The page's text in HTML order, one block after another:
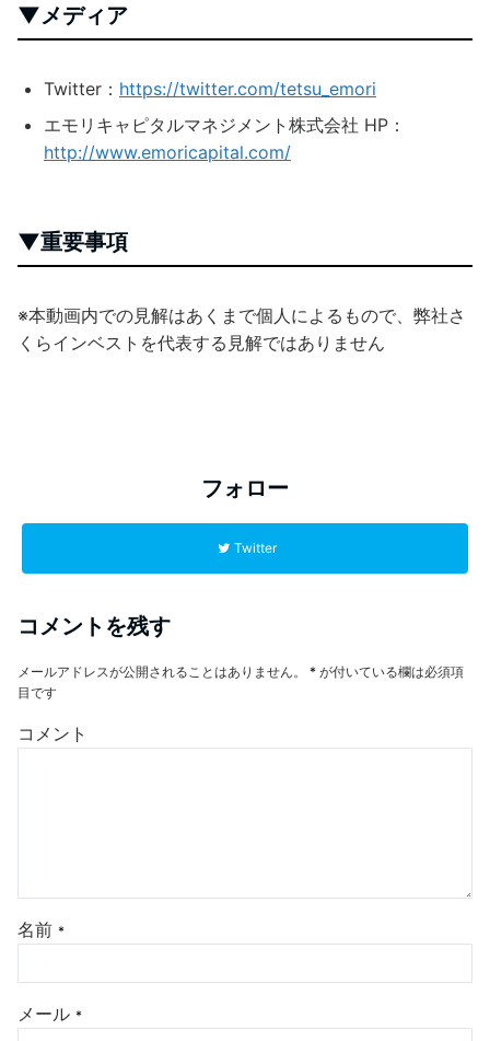
▼メディア
Twitter： https://twitter.com/tetsu_emori
エモリキャピタルマネジメント株式会社 HP：
http://www.emoricapital.com/
▼重要事項
※本動画内での見解はあくまで個人によるもので、弊社さ
くらインベストを代表する見解ではありません
フォロー
Twitter
コメントを残す
メールアドレスが公開されることはありません。 * が付いている欄は必須項
目です
コメント
名前 *
メール *